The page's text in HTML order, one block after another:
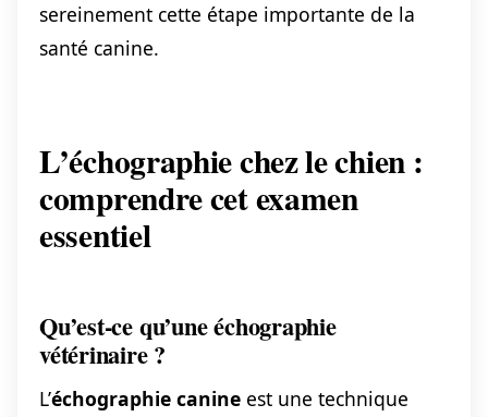
sereinement cette étape importante de la
santé canine.
L’échographie chez le chien :
comprendre cet examen
essentiel
Qu’est-ce qu’une échographie
vétérinaire ?
L’échographie canine est une technique